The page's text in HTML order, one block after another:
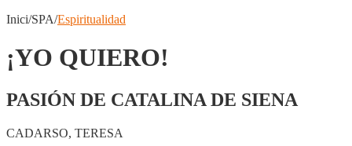
Inici/SPA/Espiritualidad
¡YO QUIERO!
PASIÓN DE CATALINA DE SIENA
CADARSO, TERESA